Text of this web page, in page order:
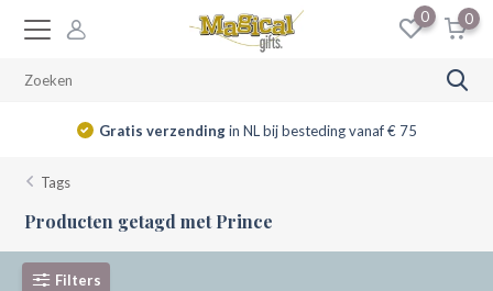
0 0
Gratis verzendingin NL bij besteding vanaf € 75
Tags
Producten getagd met Prince
Filters